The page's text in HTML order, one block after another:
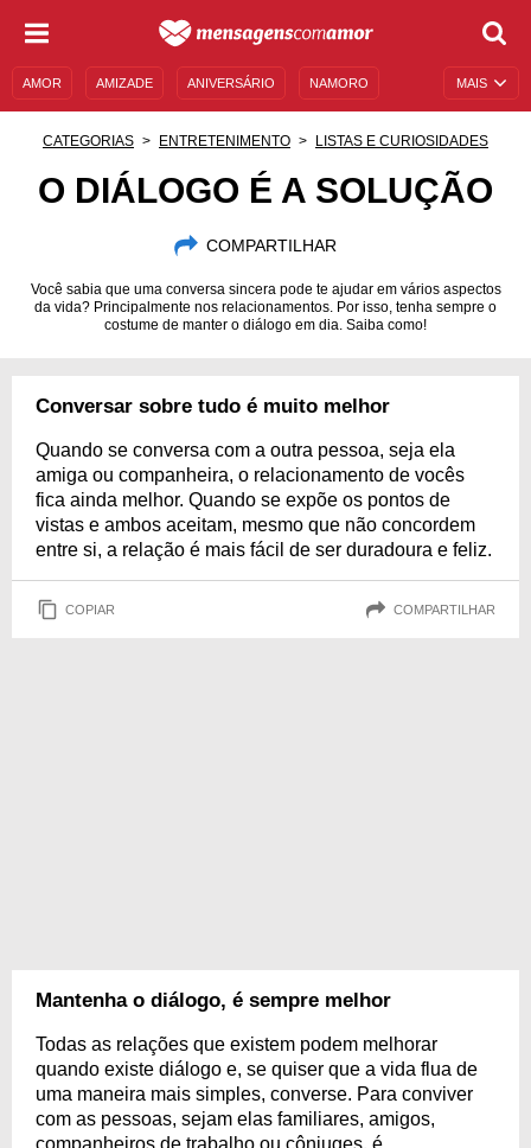
MAIS
AMOR AMIZADE ANIVERSÁRIO NAMORO
UNIVERSO FEMININO AUTOAJUDA
CATEGORIAS ENTRETENIMENTO LISTAS E CURIOSIDADES
O DIÁLOGO É A SOLUÇÃO
COMPARTILHAR
Você sabia que uma conversa sincera pode te ajudar em vários aspectos
da vida? Principalmente nos relacionamentos. Por isso, tenha sempre o
costume de manter o diálogo em dia. Saiba como!
Conversar sobre tudo é muito melhor
Quando se conversa com a outra pessoa, seja ela
amiga ou companheira, o relacionamento de vocês
fica ainda melhor. Quando se expõe os pontos de
vistas e ambos aceitam, mesmo que não concordem
entre si, a relação é mais fácil de ser duradoura e feliz.
COPIAR COMPARTILHAR
Mantenha o diálogo, é sempre melhor
Todas as relações que existem podem melhorar
quando existe diálogo e, se quiser que a vida flua de
uma maneira mais simples, converse. Para conviver
com as pessoas, sejam elas familiares, amigos,
companheiros de trabalho ou cônjuges, é